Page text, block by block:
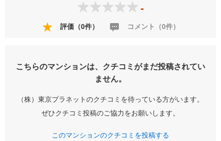
-
評価（0件） コメント（0件）
こちらのマンションは、クチコミがまだ投稿されてい
ません。
（株）東京プラネットのクチコミを待っている方がいます。
ぜひクチコミ投稿のご協力をお願いします。
このマンションのクチコミを投稿する